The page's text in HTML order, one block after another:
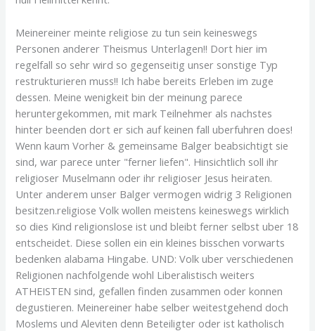
Meinereiner meinte religiose zu tun sein keineswegs
Personen anderer Theismus Unterlagen!! Dort hier im
regelfall so sehr wird so gegenseitig unser sonstige Typ
restrukturieren muss!! Ich habe bereits Erleben im zuge
dessen. Meine wenigkeit bin der meinung parece
heruntergekommen, mit mark Teilnehmer als nachstes
hinter beenden dort er sich auf keinen fall uberfuhren does!
Wenn kaum Vorher & gemeinsame Balger beabsichtigt sie
sind, war parece unter "ferner liefen". Hinsichtlich soll ihr
religioser Muselmann oder ihr religioser Jesus heiraten.
Unter anderem unser Balger vermogen widrig 3 Religionen
besitzen.religiose Volk wollen meistens keineswegs wirklich
so dies Kind religionslose ist und bleibt ferner selbst uber 18
entscheidet. Diese sollen ein ein kleines bisschen vorwarts
bedenken alabama Hingabe. UND: Volk uber verschiedenen
Religionen nachfolgende wohl Liberalistisch weiters
ATHEISTEN sind, gefallen finden zusammen oder konnen
degustieren. Meinereiner habe selber weitestgehend doch
Moslems und Aleviten denn Beteiligter oder ist katholisch